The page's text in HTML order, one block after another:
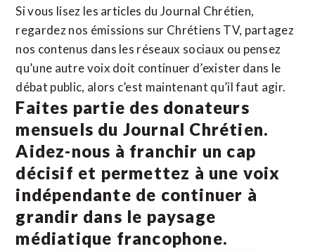
Si vous lisez les articles du Journal Chrétien,
regardez nos émissions sur Chrétiens TV, partagez
nos contenus dans les réseaux sociaux ou pensez
qu’une autre voix doit continuer d’exister dans le
débat public, alors c’est maintenant qu’il faut agir.
Faites partie des donateurs
mensuels du Journal Chrétien.
Aidez-nous à franchir un cap
décisif et permettez à une voix
indépendante de continuer à
grandir dans le paysage
médiatique francophone.